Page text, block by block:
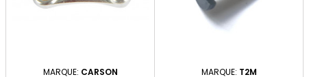
MARQUE: CARSON MARQUE: T2M